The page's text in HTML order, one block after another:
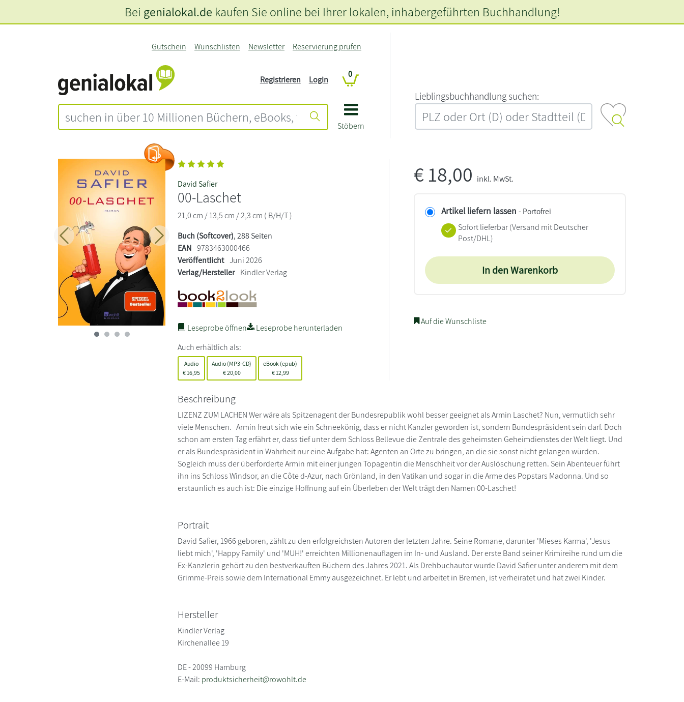
Stöbern
Gutschein Wunschlisten Newsletter Reservierung prüfen
Registrieren Login
0
L‍i‍e‍b‍l‍i‍n‍g‍s‍b‍u‍c‍h‍h‍a‍n‍d‍l‍u‍n‍g‍ ‍s‍u‍c‍h‍e‍n‍:‍
Bei genialokal.de kaufen Sie online bei Ihrer lokalen, inhabergeführten Buchhandlung!
Zurück Weiter
David Safier
00-Laschet
21,0 cm / 13,5 cm / 2,3 cm ( B/H/T )
Buch (Softcover), 288 Seiten
EAN 9783463000466
Veröffentlicht Juni 2026
Verlag/Hersteller Kindler Verlag
Leseprobe öffnen
Leseprobe herunterladen
Auch erhältlich als:
Audio
€ 16,95
Audio (MP3-CD)
€20,00
eBook (epub)
€12,99
€18,00 inkl. MwSt.
Artikel liefern lassen - Portofrei
Sofort lieferbar(Versand mit Deutscher
Post/DHL)
In den Warenkorb
Auf die Wunschliste
Beschreibung
LIZENZ ZUM LACHEN Wer wäre als Spitzenagent der Bundesrepublik wohl besser geeignet als Armin Laschet? Nun, vermutlich sehr
viele Menschen. Armin freut sich wie ein Schneekönig, dass er nicht Kanzler geworden ist, sondern Bundespräsident sein darf. Doch
schon am ersten Tag erfährt er, dass tief unter dem Schloss Bellevue die Zentrale des geheimsten Geheimdienstes der Welt liegt. Und
er als Bundespräsident in Wahrheit nur eine Aufgabe hat: Agenten an Orte zu bringen, an die sie sonst nicht gelangen würden.
Sogleich muss der überforderte Armin mit einer jungen Topagentin die Menschheit vor der Auslöschung retten. Sein Abenteuer führt
ihn ins Schloss Windsor, an die Côte d-Azur, nach Grönland, in den Vatikan und sogar in die Arme des Popstars Madonna. Und so
erstaunlich es auch ist: Die einzige Hoffnung auf ein Überleben der Welt trägt den Namen 00-Laschet!
Portrait
David Safier, 1966 geboren, zählt zu den erfolgreichsten Autoren der letzten Jahre. Seine Romane, darunter 'Mieses Karma', 'Jesus
liebt mich', 'Happy Family' und 'MUH!' erreichten Millionenauflagen im In- und Ausland. Der erste Band seiner Krimireihe rund um die
Ex-Kanzlerin gehört zu den bestverkauften Büchern des Jahres 2021. Als Drehbuchautor wurde David Safier unter anderem mit dem
Grimme-Preis sowie dem International Emmy ausgezeichnet. Er lebt und arbeitet in Bremen, ist verheiratet und hat zwei Kinder.
Hersteller
Kindler Verlag
Kirchenallee 19
DE - 20099 Hamburg
E-Mail: produktsicherheit@rowohlt.de